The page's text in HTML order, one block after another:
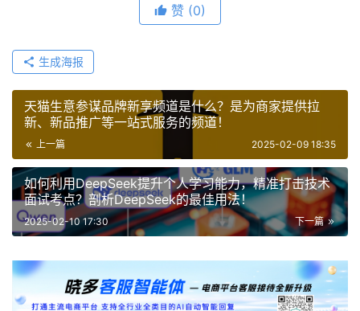
赞 (0)
生成海报
天猫生意参谋品牌新享频道是什么？是为商家提供拉
新、新品推广等一站式服务的频道！
上一篇 2025-02-09 18:35
如何利用DeepSeek提升个人学习能力，精准打击技术
面试考点？剖析DeepSeek的最佳用法！
下一篇
2025-02-10 17:30